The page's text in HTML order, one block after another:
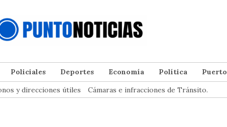
Policiales Deportes Economía Política Puerto
y direcciones útiles Cámaras e infracciones de Tránsito.